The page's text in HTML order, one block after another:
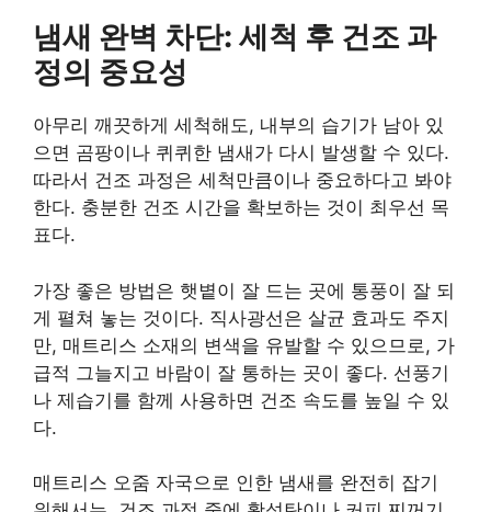
냄새 완벽 차단: 세척 후 건조 과
정의 중요성
아무리 깨끗하게 세척해도, 내부의 습기가 남아 있
으면 곰팡이나 퀴퀴한 냄새가 다시 발생할 수 있다.
따라서 건조 과정은 세척만큼이나 중요하다고 봐야
한다. 충분한 건조 시간을 확보하는 것이 최우선 목
표다.
가장 좋은 방법은 햇볕이 잘 드는 곳에 통풍이 잘 되
게 펼쳐 놓는 것이다. 직사광선은 살균 효과도 주지
만, 매트리스 소재의 변색을 유발할 수 있으므로, 가
급적 그늘지고 바람이 잘 통하는 곳이 좋다. 선풍기
나 제습기를 함께 사용하면 건조 속도를 높일 수 있
다.
매트리스 오줌 자국으로 인한 냄새를 완전히 잡기